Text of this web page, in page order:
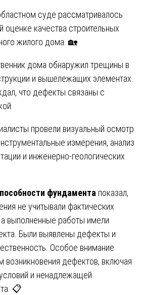
суде рассматривалось
оценке качества строительных
жилого дома. 🏡
дома обнаружил трещины в
и вышележащих элементах.
что дефекты связаны с
провели визуальный осмотр
измерения, анализ
и инженерно-геологических
фундамента показал,
не учитывали фактических
а выполненные работы имели
Были выявлены дефекты и
Особое внимание
возникновения дефектов, включая
и ненадлежащей
📋